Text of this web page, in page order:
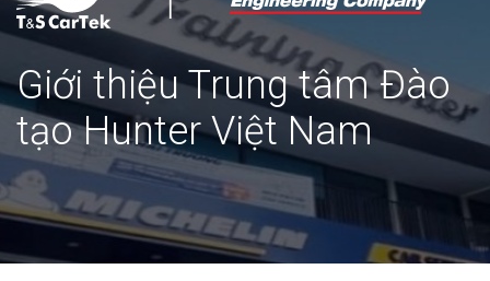
Giới thiệu Trung tâm Đào
tạo Hunter Việt Nam